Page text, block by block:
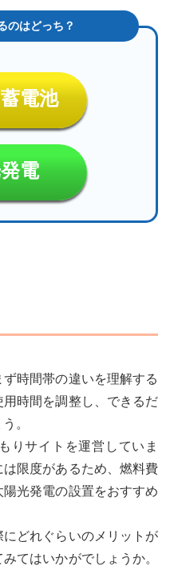
電池
電
時間帯の違いを理解する
時間を調整し、できるだ
。
りサイトを運営していま
限度があるため、燃料費
光発電の設置をおすすめ
どれぐらいのメリットが
てはいかがでしょうか。